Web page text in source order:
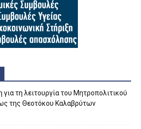
τη λειτουργία του Μητροπολιτικού
της Θεοτόκου Καλαβρύτων